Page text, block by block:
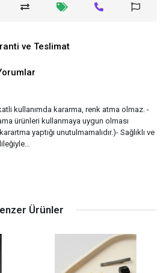
ve Teslimat
kullanımda kararma, renk atma olmaz. -
ürünleri kullanmaya uygun olması
yaptığı unutulmamalıdır.)- Sağlıklı ve
Ürünler